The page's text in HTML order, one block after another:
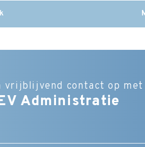
vrijblijvend contact op met
Administratie